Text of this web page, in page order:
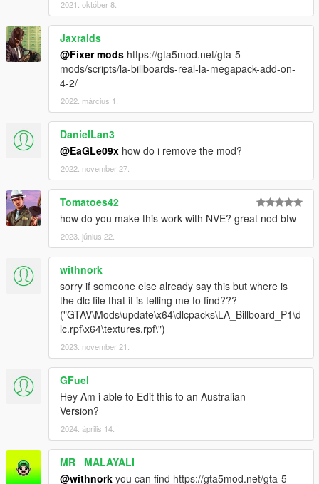
2021. október 8.
Jaxraids
@Fixer mods https://gta5mod.net/gta-5-
mods/scripts/la-billboards-real-la-megapack-add-on-
4-2/
2022. március 1.
DanielLan3
@EaGLe09x how do i remove the mod?
2022. november 27.
Tomatoes42
how do you make this work with NVE? great nod btw
2023. június 22.
withnork
sorry if someone else already say this but where is
the dlc file that it is telling me to find???
("GTAV\Mods\update\x64\dlcpacks\LA_Billboard_P1\d
lc.rpf\x64\textures.rpf\")
2023. november 21.
GFuel
Hey Am i able to Edit this to an Australian
Version?
2024. április 14.
MR_ MALAYALI
@withnork you can find https://gta5mod.net/gta-5-